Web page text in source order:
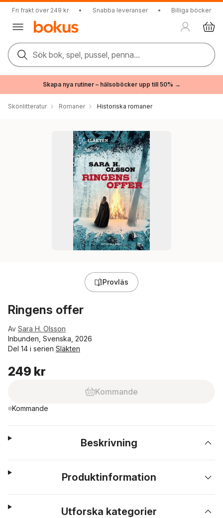
Fri frakt över 249 kr • Snabba leveranser • Billiga böcker
Sök bok, spel, pussel, penna...
Skapa nya rutiner – hälsoböcker upp till 50% →
Skönlitteratur Romaner Historiska romaner
Provläs
Ringens offer
Av Sara H. Olsson
Inbunden, Svenska, 2026
Del 14 i serien Släkten
249 kr
Kommande
Kommande
Beskrivning
Produktinformation
Utforska kategorier